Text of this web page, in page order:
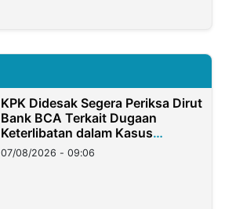
KPK Didesak Segera Periksa Dirut
Bank BCA Terkait Dugaan
Keterlibatan dalam Kasus
Hilangnya Dana Nasabah Rp2,58
Miliar
07/08/2026 - 09:06